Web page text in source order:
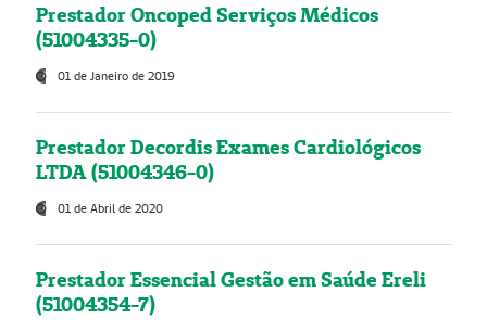
Prestador Oncoped Serviços Médicos
(51004335-0)
01 de Janeiro de 2019
Prestador Decordis Exames Cardiológicos
LTDA (51004346-0)
01 de Abril de 2020
Prestador Essencial Gestão em Saúde Ereli
(51004354-7)